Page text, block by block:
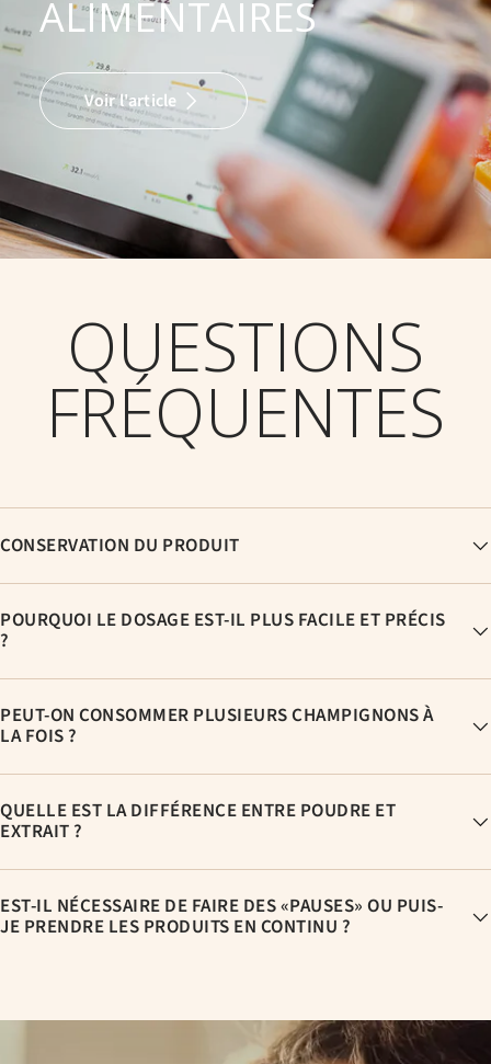
ALIMENTAIRES
Voir l'article
QUESTIONS
FRÉQUENTES
CONSERVATION DU PRODUIT
POURQUOI LE DOSAGE EST-IL PLUS FACILE ET PRÉCIS
?
PEUT-ON CONSOMMER PLUSIEURS CHAMPIGNONS À
LA FOIS ?
QUELLE EST LA DIFFÉRENCE ENTRE POUDRE ET
EXTRAIT ?
EST-IL NÉCESSAIRE DE FAIRE DES «PAUSES» OU PUIS-
JE PRENDRE LES PRODUITS EN CONTINU ?